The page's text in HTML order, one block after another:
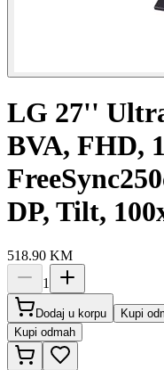
LG 27''
BVA, FHD,
DP, Tilt,
518.90 KM
1
Dodaj u korpu Kupi
Kupi odmah